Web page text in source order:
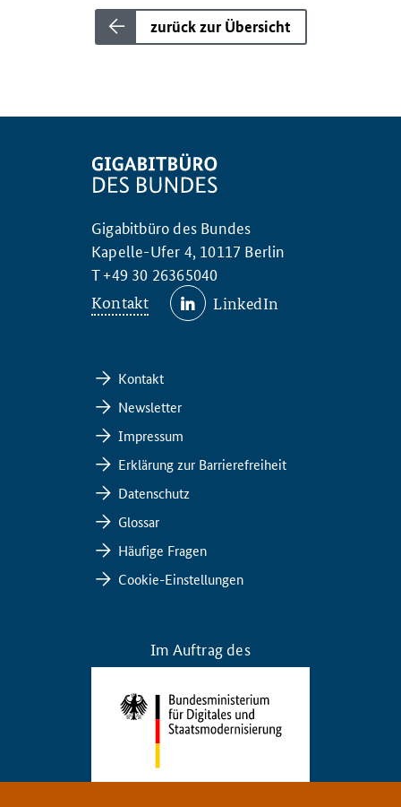
zurück zur Übersicht
Gigabitbüro des Bundes
Kapelle-Ufer 4, 10117 Berlin
T +49 30 26365040
Kontakt LinkedIn
Kontakt
Newsletter
Impressum
Erklärung zur Barrierefreiheit
Datenschutz
Glossar
Häufige Fragen
Cookie-Einstellungen
Im Auftrag des